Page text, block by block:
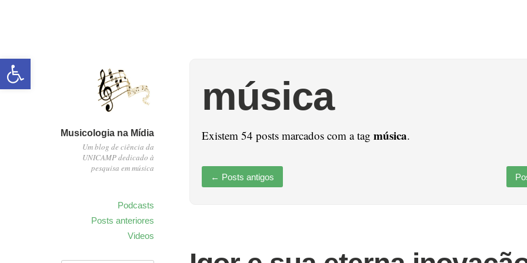
Abrir a barra de ferramentas
Musicologia na Mídia
Um blog de ciência da
UNICAMP dedicado à
pesquisa em música
Podcasts
Posts anteriores
Videos
música
Existem 54 posts marcados com a tag música.
← Posts antigos